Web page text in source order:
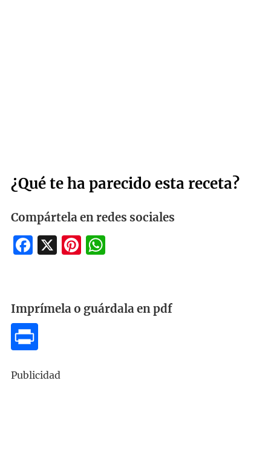
¿Qué te ha parecido esta receta?
Compártela en redes sociales
Facebook
X Pinterest
WhatsApp
Imprímela o guárdala en pdf
Publicidad